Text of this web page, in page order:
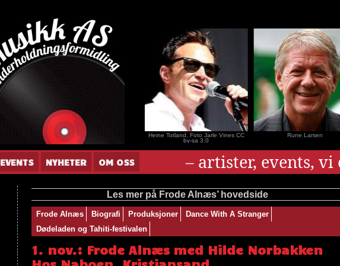
Gunnar Andersen
Heine Totland, Foto Jarle Vines CC
by-sa 3.0
Rune Larsen
EVENTS NYHETER OM OSS – artister, events,
Les mer på Frode Alnæs’ hovedside
Frode Alnæs Biografi Produksjoner
Dance With A Stranger
Dødeladen og Tahiti-festivalen
1. nov.: Frode Alnæs med Hilde Norbakken